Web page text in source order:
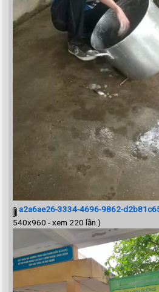
a2a6ae26-3334-4696-9862-
540x960 - xem 220 lần.)